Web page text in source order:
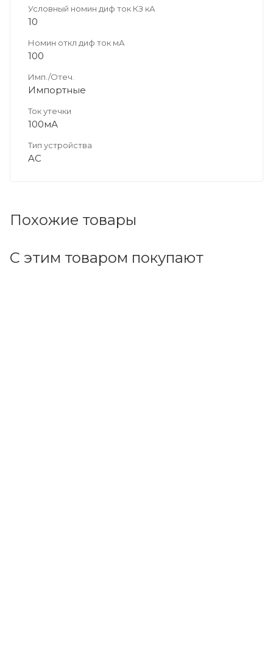
Условный номин диф ток КЗ кА
10
Номин откл диф ток мА
100
Имп./Отеч.
Импортные
Ток утечки
100мА
Тип устройства
AC
Похожие товары
С этим товаром покупают